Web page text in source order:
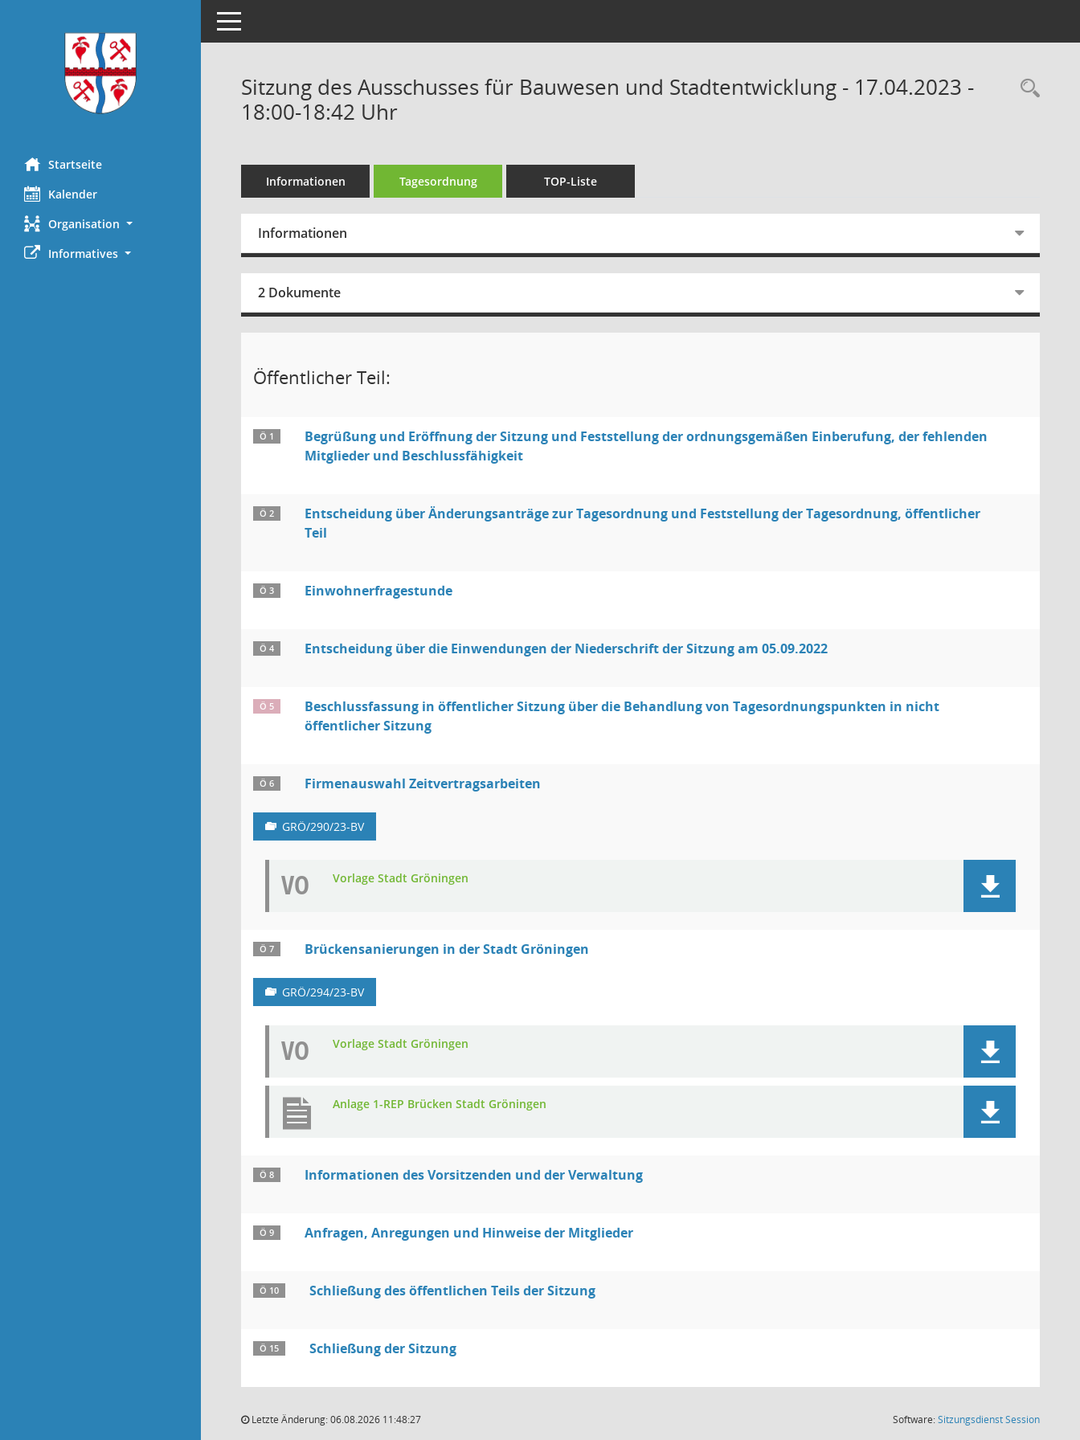
Startseite
Kalender
Organisation
Informatives
Toggle navigation
Sitzung des Ausschusses für Bauwesen und Stadtentwicklung - 17.04.2023 -
18:00-18:42 Uhr
Informationen Tagesordnung TOP-Liste
Informationen
2 Dokumente
Öffentlicher Teil:
Ö 1
Begrüßung und Eröffnung der Sitzung und Feststellung der ordnungsgemäßen Einberufung, der fehlenden
Mitglieder und Beschlussfähigkeit
Ö 2
Entscheidung über Änderungsanträge zur Tagesordnung und Feststellung der Tagesordnung, öffentlicher
Teil
Ö 3 Einwohnerfragestunde
Ö 4 Entscheidung über die Einwendungen der Niederschrift der Sitzung am 05.09.2022
Ö 5
Beschlussfassung in öffentlicher Sitzung über die Behandlung von Tagesordnungspunkten in nicht
öffentlicher Sitzung
Ö 6 Firmenauswahl Zeitvertragsarbeiten
GRÖ/290/23-BV
VO Vorlage Stadt Gröningen
Ö 7 Brückensanierungen in der Stadt Gröningen
GRÖ/294/23-BV
VO Vorlage Stadt Gröningen
Anlage 1-REP Brücken Stadt Gröningen
Ö 8 Informationen des Vorsitzenden und der Verwaltung
Ö 9 Anfragen, Anregungen und Hinweise der Mitglieder
Ö 10 Schließung des öffentlichen Teils der Sitzung
Ö 15 Schließung der Sitzung
Letzte Änderung: 06.08.2026 11:48:27 Software:SitzungsdienstSession(Wird in